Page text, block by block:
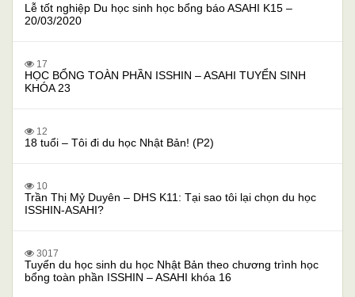
Lễ tốt nghiệp Du học sinh học bổng báo ASAHI K15 –
20/03/2020
17
HỌC BỔNG TOÀN PHẦN ISSHIN – ASAHI TUYỂN SINH
KHÓA 23
12
18 tuổi – Tôi đi du học Nhật Bản! (P2)
10
Trần Thị Mỷ Duyên – DHS K11: Tại sao tôi lại chọn du học
ISSHIN-ASAHI?
3017
Tuyển du học sinh du học Nhật Bản theo chương trình học
bổng toàn phần ISSHIN – ASAHI khóa 16